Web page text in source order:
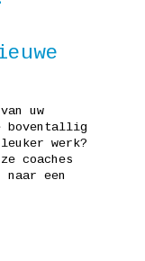
uw
boventallig
werk?
coaches
een